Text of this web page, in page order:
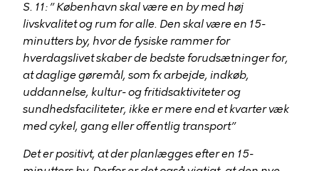
S. 11: ” København skal være en by med høj
livskvalitet og rum for alle. Den skal være en 15-
minutters by, hvor de fysiske rammer for
hverdagslivet skaber de bedste forudsætninger for,
at daglige gøremål, som fx arbejde, indkøb,
uddannelse, kultur- og fritidsaktiviteter og
sundhedsfaciliteter, ikke er mere end et kvarter væk
med cykel, gang eller offentlig transport”
Det er positivt, at der planlægges efter en 15-